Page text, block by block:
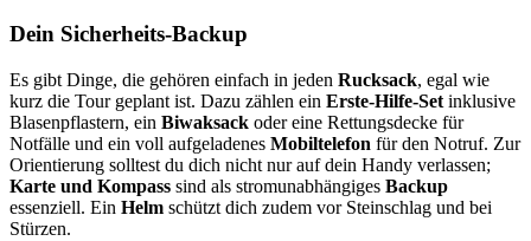
Dein Sicherheits-Backup
Es gibt Dinge, die gehören einfach in jeden Rucksack, egal wie
kurz die Tour geplant ist. Dazu zählen ein Erste-Hilfe-Set inklusive
Blasenpflastern, ein Biwaksack oder eine Rettungsdecke für
Notfälle und ein voll aufgeladenes Mobiltelefon für den Notruf. Zur
Orientierung solltest du dich nicht nur auf dein Handy verlassen;
Karte und Kompass sind als stromunabhängiges Backup
essenziell. Ein Helm schützt dich zudem vor Steinschlag und bei
Stürzen.